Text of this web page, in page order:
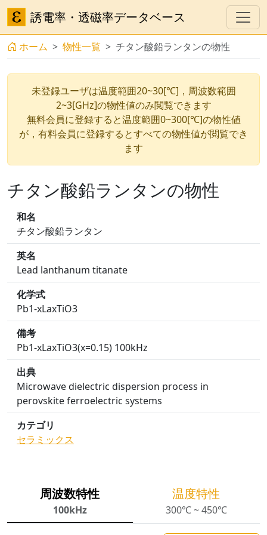
誘電率・透磁率データベース
ホーム 物性一覧 チタン酸鉛ランタンの物性
未登録ユーザは温度範囲20~30[℃]，周波数範囲
2~3[GHz]の物性値のみ閲覧できます
無料会員に登録すると温度範囲0~300[℃]の物性値
が，有料会員に登録するとすべての物性値が閲覧でき
ます
チタン酸鉛ランタンの物性
和名
チタン酸鉛ランタン
英名
Lead lanthanum titanate
化学式
Pb1-xLaxTiO3
備考
Pb1-xLaxTiO3(x=0.15) 100kHz
出典
Microwave dielectric dispersion process in
perovskite ferroelectric systems
カテゴリ
セラミックス
周波数特性
100kHz
温度特性
300℃ ~ 450℃